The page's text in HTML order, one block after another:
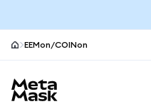
EEMon/COINon